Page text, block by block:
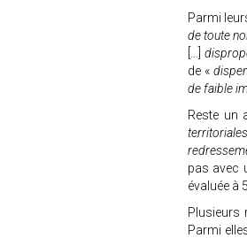
Parmi
de toute
de «
de faible
Reste un
pas avec
évaluée à
Plusieurs
Parmi